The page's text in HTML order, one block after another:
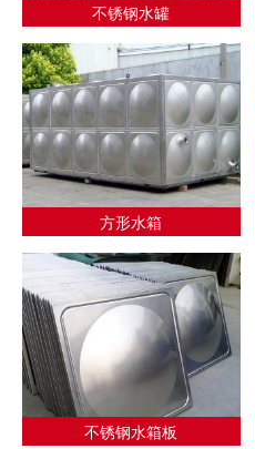
不锈钢水罐
方形水箱
不锈钢水箱板